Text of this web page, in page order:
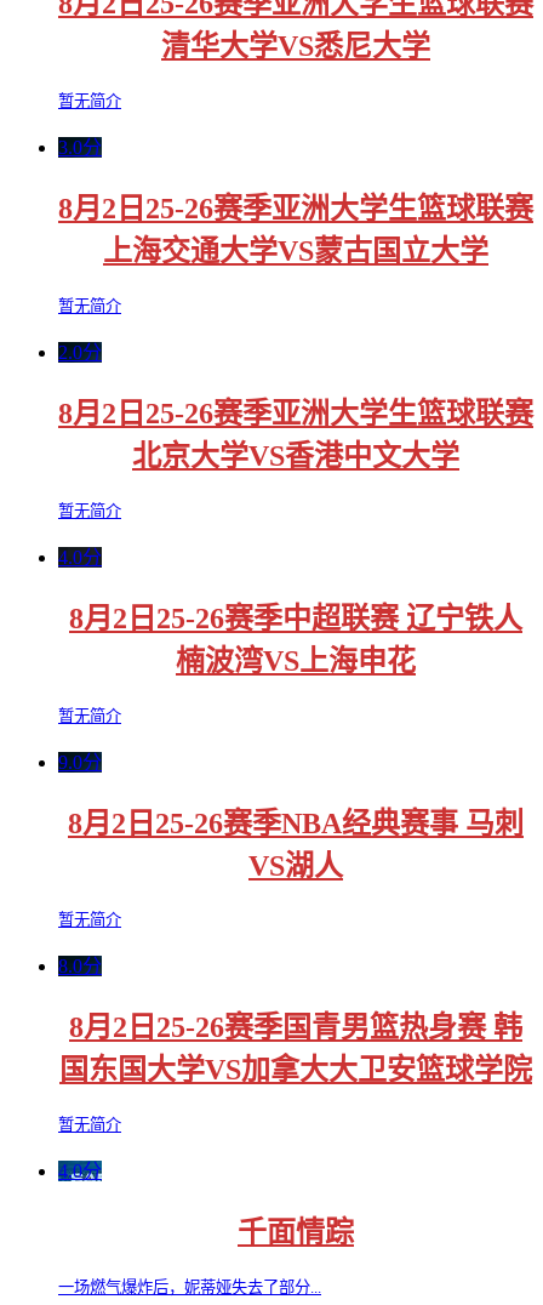
清华大学VS悉尼大学
暂无简介
3.0分
8月2日25-26赛季亚洲大学生篮球联赛
上海交通大学VS蒙古国立大学
暂无简介
2.0分
8月2日25-26赛季亚洲大学生篮球联赛
北京大学VS香港中文大学
暂无简介
4.0分
8月2日25-26赛季中超联赛 辽宁铁人
楠波湾VS上海申花
暂无简介
9.0分
8月2日25-26赛季NBA经典赛事 马刺
VS湖人
暂无简介
8.0分
8月2日25-26赛季国青男篮热身赛 韩
国东国大学VS加拿大大卫安篮球学院
暂无简介
4.0分
千面情踪
一场燃气爆炸后，妮蒂娅失去了部分...